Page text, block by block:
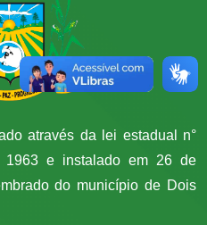
através da lei estadual n°
e instalado em 26 de
do município de Dois